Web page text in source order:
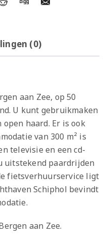
(0)
aan Zee, op 50
U kunt gebruikmaken
haard. Er is ook
van 300 m² is
televisie en een cd-
uitstekend paardrijden
fietsverhuurservice ligt
Schiphol bevindt
aan Zee.